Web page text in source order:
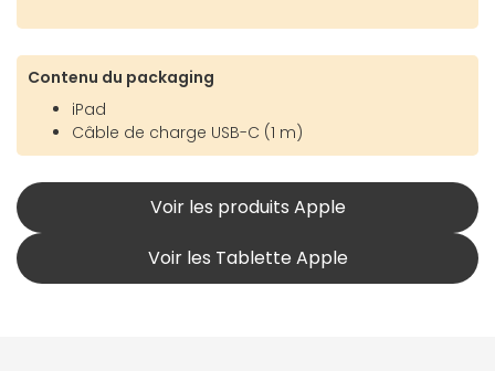
Contenu du packaging
iPad
Câble de charge USB-C (1 m)
Voir les produits Apple
Voir les Tablette Apple